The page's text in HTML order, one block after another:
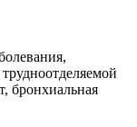
бронхиальная